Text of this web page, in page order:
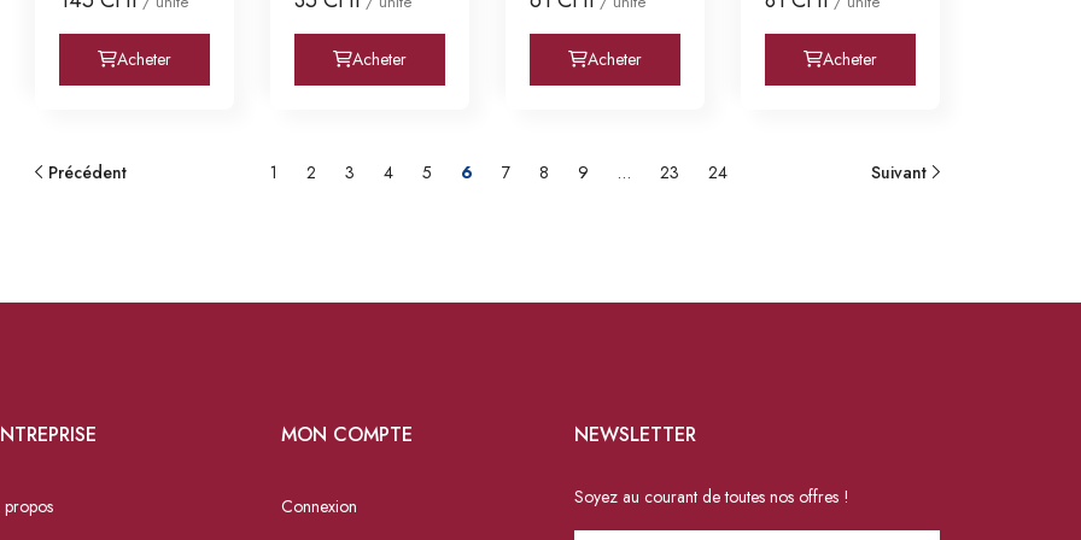
Acheter Acheter Acheter Acheter
Précédent 1 2 3 4 5 6 7 8 9 … 23 24 Suivant
propos
MON COMPTE
Connexion
NEWSLETTER
Soyez au courant de toutes nos offres !